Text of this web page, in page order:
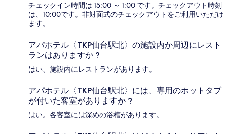
チェックイン時間は 15:00 ～ 1:00 です。チェックアウト時刻
は、10:00です。非対面式のチェックアウトをご利用いただけ
ます。
アパホテル〈TKP仙台駅北〉の施設内か周辺にレスト
ランはありますか ?
はい、施設内にレストランがあります。
アパホテル〈TKP仙台駅北〉には、専用のホットタブ
が付いた客室がありますか ?
はい。各客室には深めの浴槽があります。